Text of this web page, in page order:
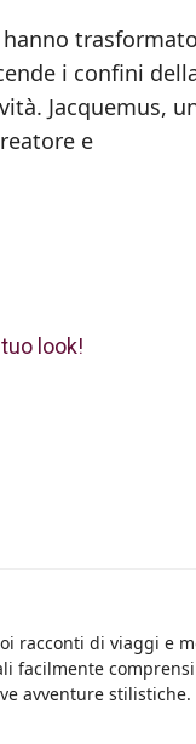
hanno
i confini
Jacquemus,
e
look!
racconti di viaggi e
facilmente
avventure stilistiche.